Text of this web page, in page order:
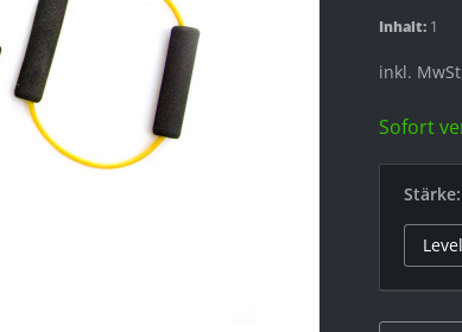
Inhalt: 1
inkl.
Sofort
Stärke: